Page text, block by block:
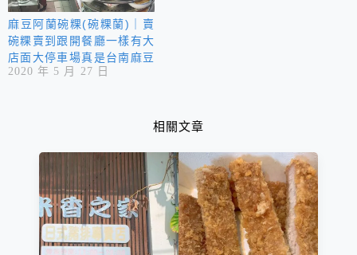
麻豆阿蘭碗粿(碗粿蘭)｜賣
碗粿賣到跟開餐廳一樣有大
店面大停車場真是台南麻豆
第一美食
2020 年 5 月 27 日
相關文章